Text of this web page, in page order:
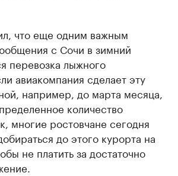
что еще одним важным
с Сочи в зимний
перевозка лыжного
авиакомпания сделает эту
например, до марта месяца,
количество
многие ростовчане сегодня
до этого курорта на
не платить за достаточно